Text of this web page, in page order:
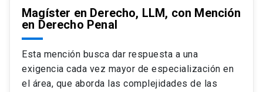
Magíster en Derecho, LLM, con Mención
en Derecho Penal
Esta mención busca dar respuesta a una
exigencia cada vez mayor de especialización en
el área, que aborda las complejidades de las